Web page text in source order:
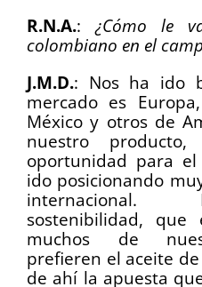
R.N.A.: ¿Cómo le
colombiano en el
J.M.D.: Nos ha ido
mercado es
México y otros de
nuestro
oportunidad para
ido posicionando
internacional.
sostenibilidad,
muchos de
prefieren el aceite
de ahí la apuesta